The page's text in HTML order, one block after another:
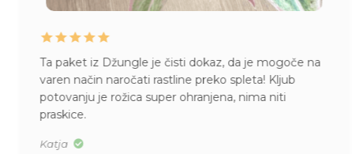
Ta paket iz Džungle je čisti dokaz, da je mogoče na
varen način naročati rastline preko spleta! Kljub
potovanju je rožica super ohranjena, nima niti
praskice.
Katja